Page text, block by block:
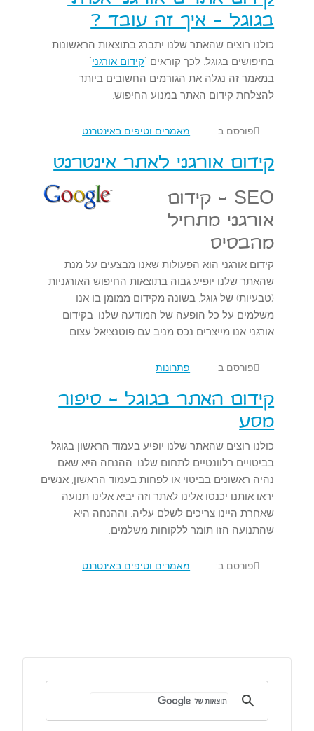
בגוגל - איך זה עובד ?
כולנו רוצים שהאתר שלנו יתברג בתוצאות הראשונות
בחיפושים בגוגל. לכך קוראים "קידום אורגני".
במאמר זה נגלה את הגורמים החשובים ביותר
להצלחת קידום האתר במנוע החיפוש.
פורסם ב: מאמרים וטיפים באינטרנט
קידום אורגני לאתר אינטרנט
SEO - קידום
אורגני מתחיל
מהבסיס
קידום אורגני הוא הפעולות שאנו מבצעים על מנת
שהאתר שלנו יופיע גבוה בתוצאות החיפוש האורגניות
(טבעיות) של גוגל. בשונה מקידום ממומן בו אנו
משלמים על כל הופעה של המודעה שלנו, בקידום
אורגני אנו מייצרים נכס מניב עם פוטנציאל עצום.
פורסם ב: פתרונות
קידום האתר בגוגל - סיפור
מסע
כולנו רוצים שהאתר שלנו יופיע בעמוד הראשון בגוגל
בביטויים רלוונטיים לתחום שלנו. ההנחה היא שאם
נהיה ראשונים בביטוי או לפחות בעמוד הראשון, אנשים
יראו אותנו יכנסו אלינו לאתר וזה יביא אלינו תנועה
שאחרת היינו צריכים לשלם עליה. וההנחה היא
שהתנועה הזו תומר ללקוחות משלמים.
פורסם ב: מאמרים וטיפים באינטרנט